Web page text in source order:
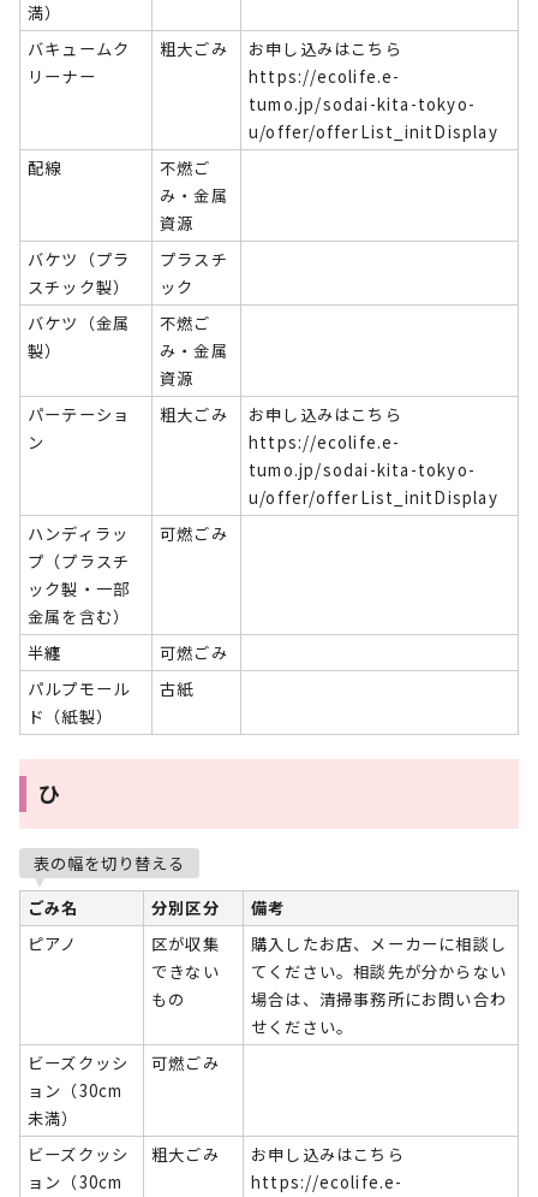
満）
バキュームク
リーナー
粗大ごみ
お申し込みはこちら
https://ecolife.e-
tumo.jp/sodai-kita-tokyo-
u/offer/offerList_initDisplay
配線
不燃ご
み・金属
資源
バケツ（プラ
スチック製）
プラスチ
ック
バケツ（金属
製）
不燃ご
み・金属
資源
パーテーショ
ン
粗大ごみ
お申し込みはこちら
https://ecolife.e-
tumo.jp/sodai-kita-tokyo-
u/offer/offerList_initDisplay
ハンディラッ
プ（プラスチ
ック製・一部
金属を含む）
可燃ごみ
半纏
可燃ごみ
パルプモール
ド（紙製）
古紙
ひ
表の幅を切り替える
ごみ名
分別区分
備考
ピアノ
区が収集
できない
もの
購入したお店、メーカーに相談し
てください。相談先が分からない
場合は、清掃事務所にお問い合わ
せください。
ビーズクッシ
ョン（30cm
未満）
可燃ごみ
ビーズクッシ
ョン（30cm
粗大ごみ
お申し込みはこちら
https://ecolife.e-